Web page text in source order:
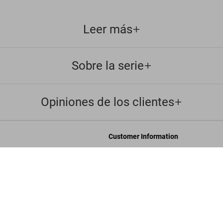
Leer más
Sobre la serie
Opiniones de los clientes
Customer Information